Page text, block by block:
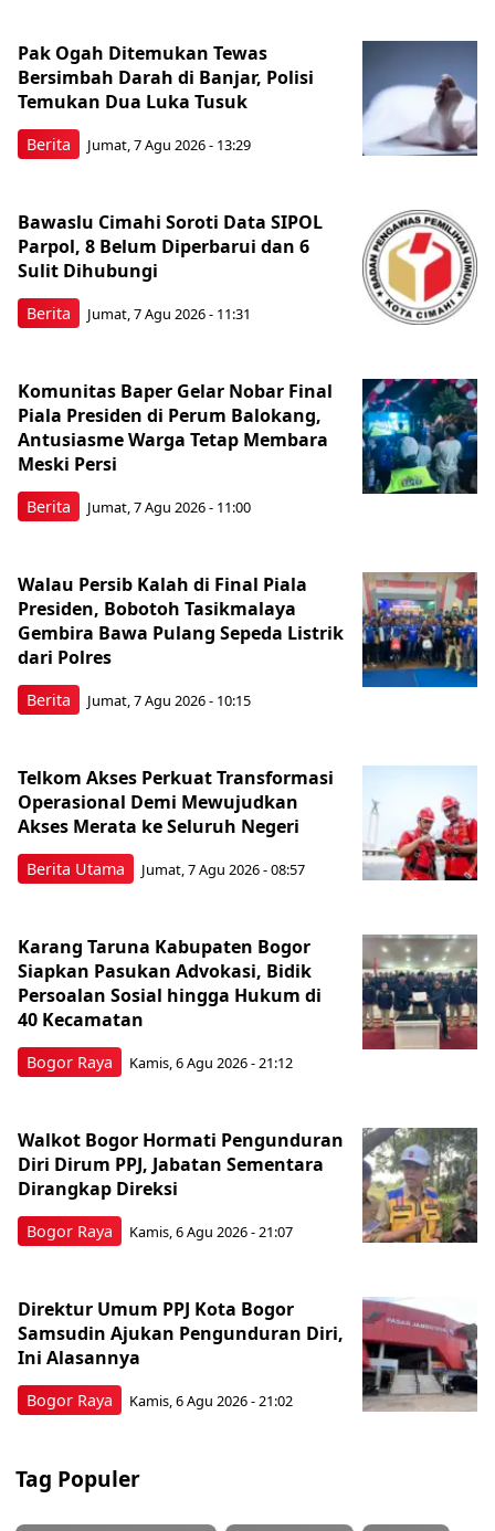
Berita
Pak Ogah Ditemukan Tewas
Bersimbah Darah di Banjar, Polisi
Temukan Dua Luka Tusuk
Jumat, 7 Agu 2026 - 13:29
Berita
Bawaslu Cimahi Soroti Data SIPOL
Parpol, 8 Belum Diperbarui dan 6
Sulit Dihubungi
Jumat, 7 Agu 2026 - 11:31
Berita
Komunitas Baper Gelar Nobar Final
Piala Presiden di Perum Balokang,
Antusiasme Warga Tetap Membara
Meski Persi
Jumat, 7 Agu 2026 - 11:00
Berita
Walau Persib Kalah di Final Piala
Presiden, Bobotoh Tasikmalaya
Gembira Bawa Pulang Sepeda Listrik
dari Polres
Jumat, 7 Agu 2026 - 10:15
Berita Utama
Telkom Akses Perkuat Transformasi
Operasional Demi Mewujudkan
Akses Merata ke Seluruh Negeri
Jumat, 7 Agu 2026 - 08:57
Bogor Raya
Karang Taruna Kabupaten Bogor
Siapkan Pasukan Advokasi, Bidik
Persoalan Sosial hingga Hukum di
40 Kecamatan
Kamis, 6 Agu 2026 - 21:12
Bogor Raya
Walkot Bogor Hormati Pengunduran
Diri Dirum PPJ, Jabatan Sementara
Dirangkap Direksi
Kamis, 6 Agu 2026 - 21:07
Bogor Raya
Direktur Umum PPJ Kota Bogor
Samsudin Ajukan Pengunduran Diri,
Ini Alasannya
Kamis, 6 Agu 2026 - 21:02
Tag Populer